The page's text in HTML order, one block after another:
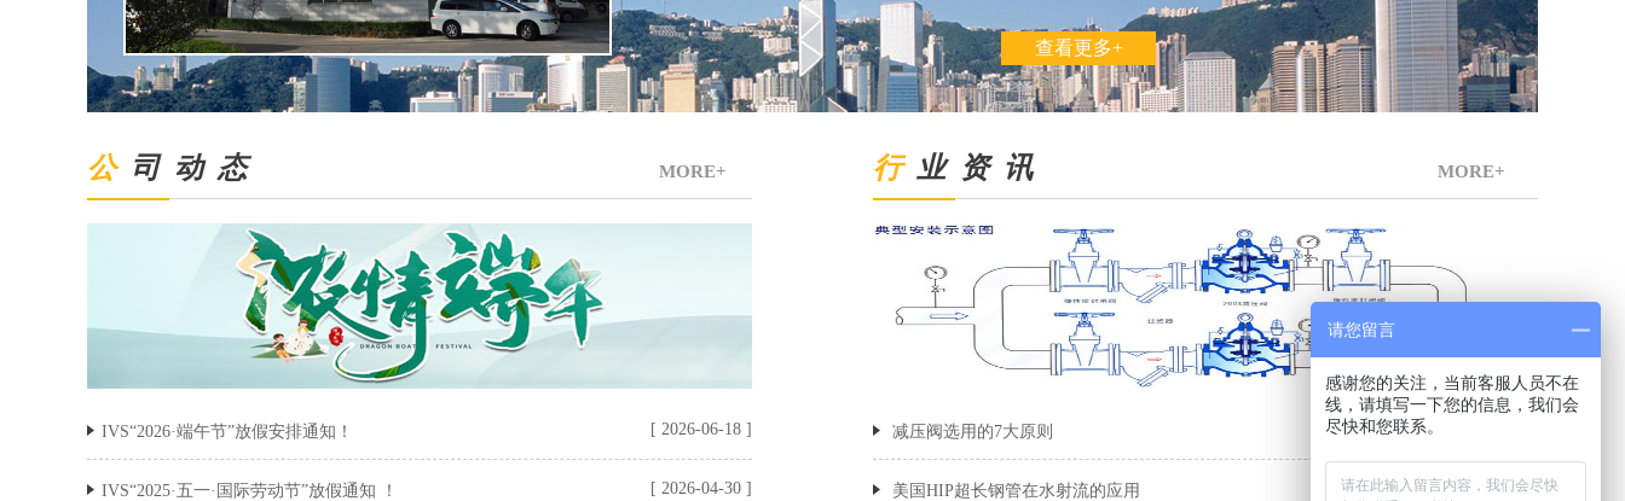
查看更多+
公 司 动 态 MORE+
IVS“2026·端午节”放假安排通知！ [ 2026-06-18 ]
IVS“2025·五一·国际劳动节”放假通知 ！ [ 2026-04-30 ]
行 业 资 讯 MORE+
减压阀选用的7大原则
美国HIP超长钢管在水射流的应用 [ 2017-12-27 ]
请您留言
感谢您的关注，当前客服人员不在
线，请填写一下您的信息，我们会
尽快和您联系。